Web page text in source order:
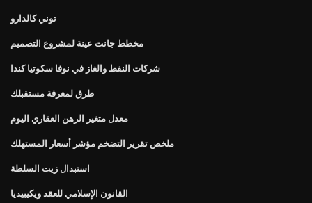
توني كالدارو
مخطط جانت عينة لمشروع التصميم
شركات النفط والغاز في نوفا سكوتيا كندا
طرق لمعرفة مستقبلك
معدل متغير الرهن العقاري اليوم
ملخص تقرير التضخم مؤشر أسعار المستهلك
استبدال زيت السلطة
القانون الإسلامي للعقد ويكيبيديا